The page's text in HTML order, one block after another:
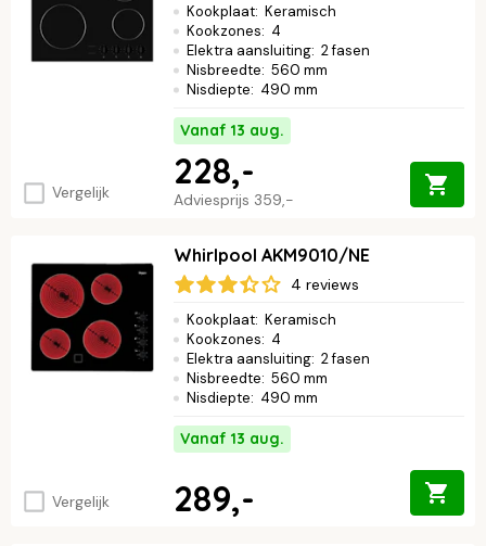
Vergelijk
Kookplaat: Keramisch
Kookzones: 4
Elektra aansluiting: 2 fasen
Nisbreedte: 560 mm
Nisdiepte: 490 mm
Vanaf 13 aug.
Adviesprijs 359,-
228,-
Vergelijk
Whirlpool AKM9010/NE
4 reviews
Kookplaat: Keramisch
Kookzones: 4
Elektra aansluiting: 2 fasen
Nisbreedte: 560 mm
Nisdiepte: 490 mm
Vanaf 13 aug.
289,-